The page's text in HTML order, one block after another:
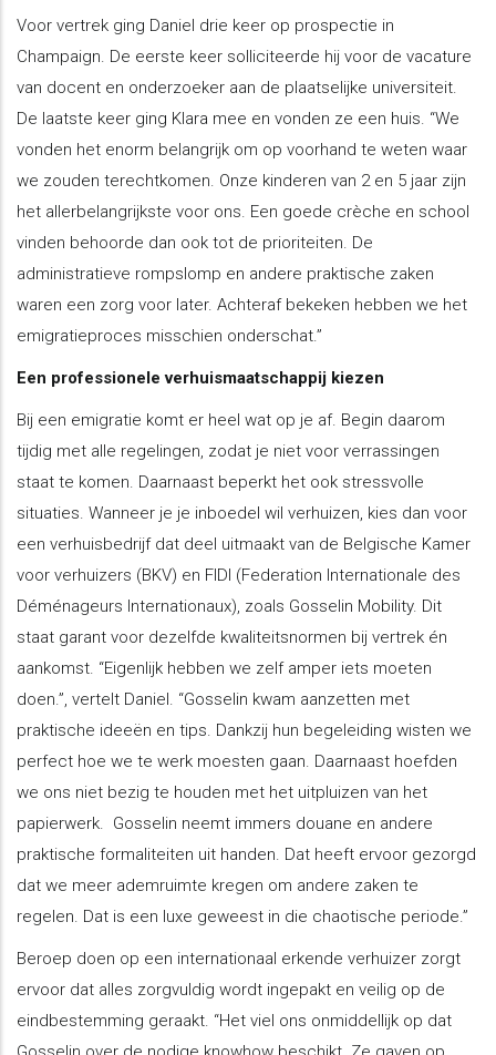
Voor vertrek ging Daniel drie keer op prospectie in
Champaign. De eerste keer solliciteerde hij voor de vacature
van docent en onderzoeker aan de plaatselijke universiteit.
De laatste keer ging Klara mee en vonden ze een huis. “We
vonden het enorm belangrijk om op voorhand te weten waar
we zouden terechtkomen. Onze kinderen van 2 en 5 jaar zijn
het allerbelangrijkste voor ons. Een goede crèche en school
vinden behoorde dan ook tot de prioriteiten. De
administratieve rompslomp en andere praktische zaken
waren een zorg voor later. Achteraf bekeken hebben we het
emigratieproces misschien onderschat.”
Een professionele verhuismaatschappij kiezen
​Bij een emigratie komt er heel wat op je af. Begin daarom
tijdig met alle regelingen, zodat je niet voor verrassingen
staat te komen. Daarnaast beperkt het ook stressvolle
situaties. Wanneer je je inboedel wil verhuizen, kies dan voor
een verhuisbedrijf dat deel uitmaakt van de Belgische Kamer
voor verhuizers (BKV) en FIDI (Federation Internationale des
Déménageurs Internationaux), zoals Gosselin Mobility. Dit
staat garant voor dezelfde kwaliteitsnormen bij vertrek én
aankomst. “Eigenlijk hebben we zelf amper iets moeten
doen.”, vertelt Daniel. “Gosselin kwam aanzetten met
praktische ideeën en tips. Dankzij hun begeleiding wisten we
perfect hoe we te werk moesten gaan. Daarnaast hoefden
we ons niet bezig te houden met het uitpluizen van het
papierwerk. Gosselin neemt immers douane en andere
praktische formaliteiten uit handen. Dat heeft ervoor gezorgd
dat we meer ademruimte kregen om andere zaken te
regelen. Dat is een luxe geweest in die chaotische periode.”
Beroep doen op een internationaal erkende verhuizer zorgt
ervoor dat alles zorgvuldig wordt ingepakt en veilig op de
eindbestemming geraakt. “Het viel ons onmiddellijk op dat